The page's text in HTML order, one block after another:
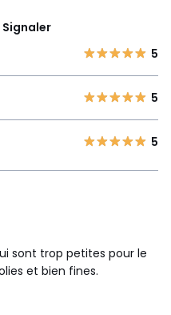
Signaler
5
5
5
sont trop petites pour le
et bien fines.